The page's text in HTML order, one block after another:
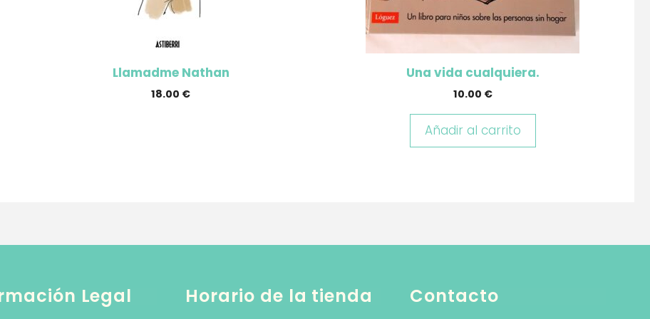
Llamadme Nathan
18.00 €
Una vida cualquiera.
10.00 €
Añadir al carrito
Legal Horario de la tienda Contacto